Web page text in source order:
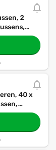
2
100%
40 x